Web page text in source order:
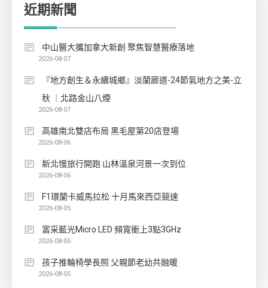
近期新聞
中山醫大攜加拿大新創 聚焦智慧醫療落地
2026-08-07
『地方創生＆永續城鄉』淡蘭廊道-24節氣地方之美-立
秋 ｜北路金山八煙
2026-08-07
高雄南北雙店布局 黑毛屋第20店登場
2026-08-06
新北慢旅行開跑 山林溫泉河景一次到位
2026-08-06
F1環蘭卡威馬拉松 十月馬來西亞競速
2026-08-05
富采藍光Micro LED 頻寬衝上3點3GHz
2026-08-05
孩子推輪椅學長照 父親節老幼共融暖
2026-08-05